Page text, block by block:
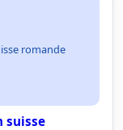
romande
suisse